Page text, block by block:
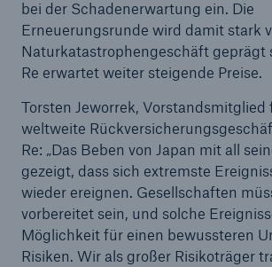
bei der Schadenerwartung ein. Die
Erneuerungsrunde wird damit stark
Naturkatastrophengeschäft geprägt
Re erwartet weiter steigende Preise.
Torsten Jeworrek, Vorstandsmitglied
weltweite
Re: „Das Beben von Japan mit all
gezeigt, dass sich extremste
wieder ereignen. Gesellschaften
vorbereitet sein, und solche
Möglichkeit für einen bewussteren
Risiken. Wir als großer Risikoträger
71.8%